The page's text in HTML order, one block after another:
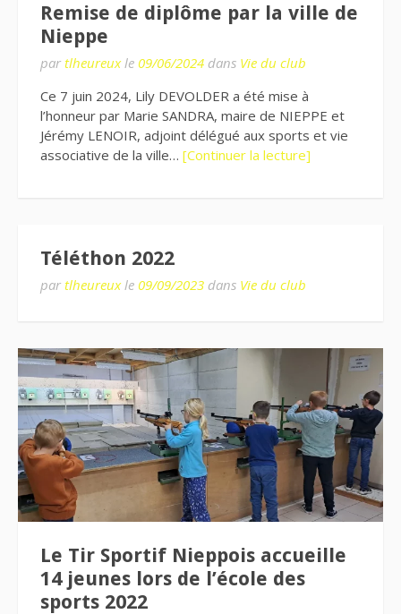
Remise de diplôme par la ville de
Nieppe
par tlheureuxle 09/06/2024 dans Vie du club
Ce 7 juin 2024, Lily DEVOLDER a été mise à
l’honneur par Marie SANDRA, maire de NIEPPE et
Jérémy LENOIR, adjoint délégué aux sports et vie
associative de la ville… [Continuer la lecture]
Téléthon 2022
par tlheureuxle 09/09/2023 dans Vie du club
Le Tir Sportif Nieppois accueille
14 jeunes lors de l’école des
sports 2022